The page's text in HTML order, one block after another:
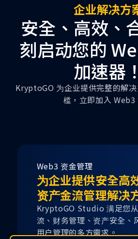
企业解决方
安全、高效、
刻启动您的
加速器！
KryptoGO 为企业提供完整的解
槛，立即加入 Web3
Web3 资金管理
为企业提供安全高
资产金流管理解决
KryptoGO Studio 满足您
流、财务管理、资产安全、
用户管理的多方需求。